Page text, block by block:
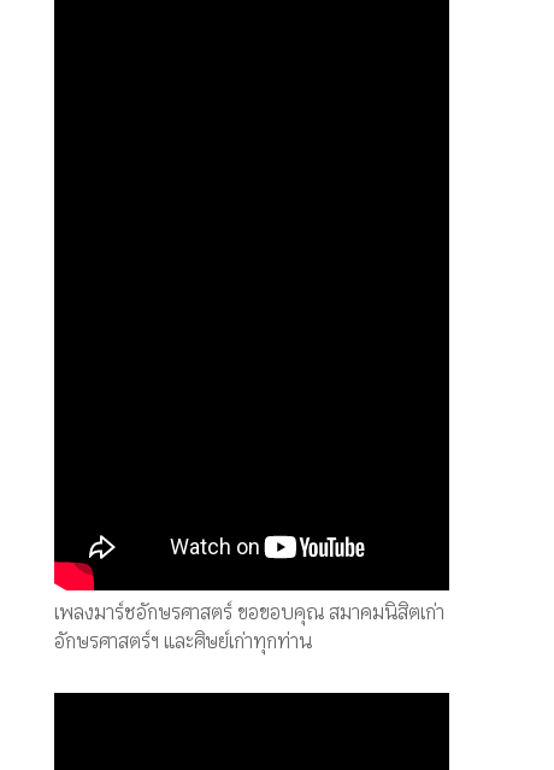
เพลงมาร์ชอักษรศาสตร์ ขอขอบคุณ สมาคมนิสิตเก่า
อักษรศาสตร์ฯ และศิษย์เก่าทุกท่าน